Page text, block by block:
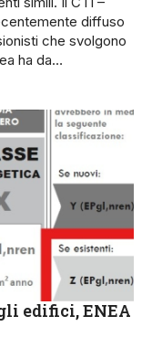
diffuso
che svolgono
ha da…
edifici, ENEA